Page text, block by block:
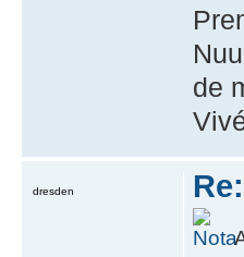
de
dresden